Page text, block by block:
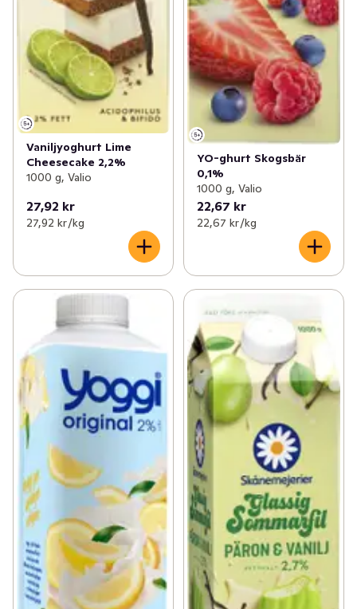
Vaniljyoghurt Lime
Cheesecake 2,2%
1000 g, Valio
27,92 kr
27,92 kr /kg
YO-ghurt Skogsbär
0,1%
1000 g, Valio
22,67 kr
22,67 kr /kg